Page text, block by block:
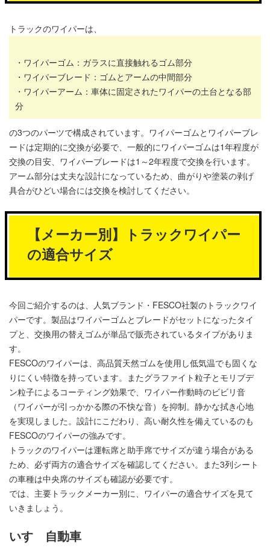
トラックのワイパーは、
・ワイパーゴム：ガラスに直接触れるゴム部分
・ワイパーブレード：ゴムとアームの中間部分
・ワイパーアーム：車体に固定されたワイパーの土台となる部
分
の3つのパーツで構成されています。ワイパーゴムとワイパーブレ
ードは定期的に交換が必要で、一般的にワイパーゴムは1年程度が
交換の目安、ワイパーブレードは1～2年程度で交換を行います。
アーム部分は丈夫な設計になっているため、曲がりや塗装の剥げ
具合がひどい場合には交換を検討してください。
【メーカー別】トラックワイパー
の適合サイズ
今回ご紹介するのは、人気ブランド・FESCO社製のトラックワイ
パーです。製品はワイパーゴムとブレードがセットになったタイ
プと、交換用の替えゴムが単品で販売されているタイプがありま
す。
FESCOのワイパーは、高品質天然ゴムを使用し低気温でも固くな
りにくい特徴を持っています。またグラファイト粒子とモリブデ
ン粒子によるコーティング効果で、ワイパー作動時のビビリ音
（ワイパーが引っかかる際の不快な音）を抑制。静かな拭き心地
を実現しました。設計にこだわり、高い耐久性を備えているのも
FESCOのワイパーの強みです。
トラックのワイパーは運転席と助手席でサイズが違う場合がある
ため、必ず両方の適合サイズを確認してください。また3列シート
の車種は中央席のサイズも確認が必要です。
では、主要トラックメーカー別に、ワイパーの適合サイズを見て
いきましょう。
いすゞ自動車